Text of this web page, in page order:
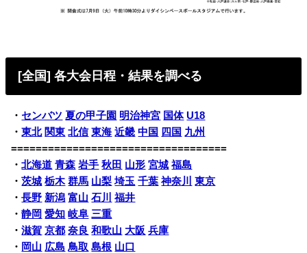
[全国] 各大会日程・結果を調べる
・ センバツ 夏の甲子園 明治神宮 国体 U18
・東北 関東 北信 東海 近畿 中国 四国 九州
===================================
・北海道 青森 岩手 秋田 山形 宮城 福島
・茨城 栃木 群馬 山梨 埼玉 千葉 神奈川
東京
・長野 新潟 富山 石川
福井
・静岡 愛知 岐阜 三重
・滋賀 京都 奈良 和歌山 大阪 兵庫
・ 岡山 広島 鳥取 島根 山口